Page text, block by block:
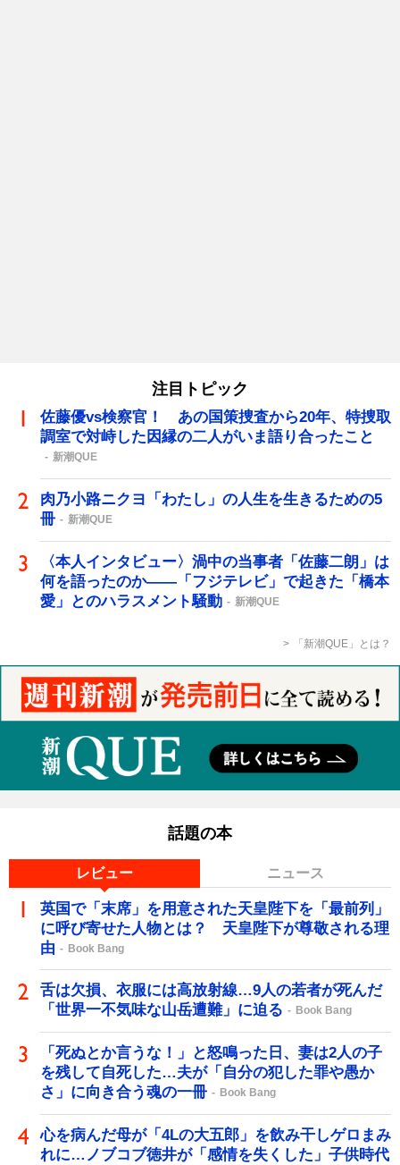
注目トピック
佐藤優vs検察官！ あの国策捜査から20年、特捜取
調室で対峙した因縁の二人がいま語り合ったこと
新潮QUE
肉乃小路ニクヨ「わたし」の人生を生きるための5
冊
新潮QUE
〈本人インタビュー〉渦中の当事者「佐藤二朗」は
何を語ったのか――「フジテレビ」で起きた「橋本
愛」とのハラスメント騒動
新潮QUE
「新潮QUE」とは？
話題の本
レビュー ニュース
英国で「末席」を用意された天皇陛下を「最前列」
に呼び寄せた人物とは？ 天皇陛下が尊敬される理
由
Book Bang
舌は欠損、衣服には高放射線…9人の若者が死んだ
「世界一不気味な山岳遭難」に迫る
Book Bang
「死ぬとか言うな！」と怒鳴った日、妻は2人の子
を残して自死した…夫が「自分の犯した罪や愚か
さ」に向き合う魂の一冊
Book Bang
心を病んだ母が「4Lの大五郎」を飲み干しゲロまみ
れに…ノブコブ徳井が「感情を失くした」子供時代